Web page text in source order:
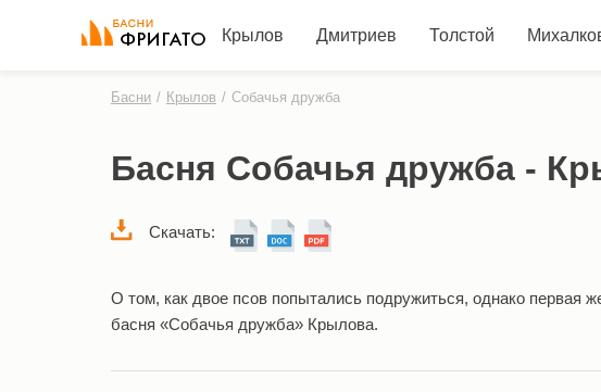
Крылов Дмитриев Толстой
Басни / Крылов / Собачья дружба
Басня Собачья дружба -
Скачать:
О том, как двое псов попытались подружиться, однако первая
басня «Собачья дружба» Крылова.